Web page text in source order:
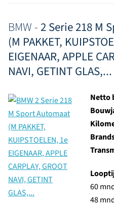
BMW - 2 Serie 218 M
(M PAKKET,
EIGENAAR, APPLE
NAVI, GETINT GLAS,...
Netto
60
48